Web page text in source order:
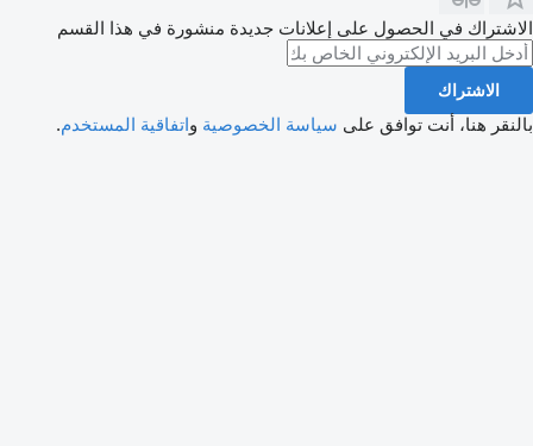
الاشتراك في الحصول على إعلانات جديدة منشورة في هذا القسم
الاشتراك
بالنقر هنا، أنت توافق على سياسة الخصوصية واتفاقية المستخدم.